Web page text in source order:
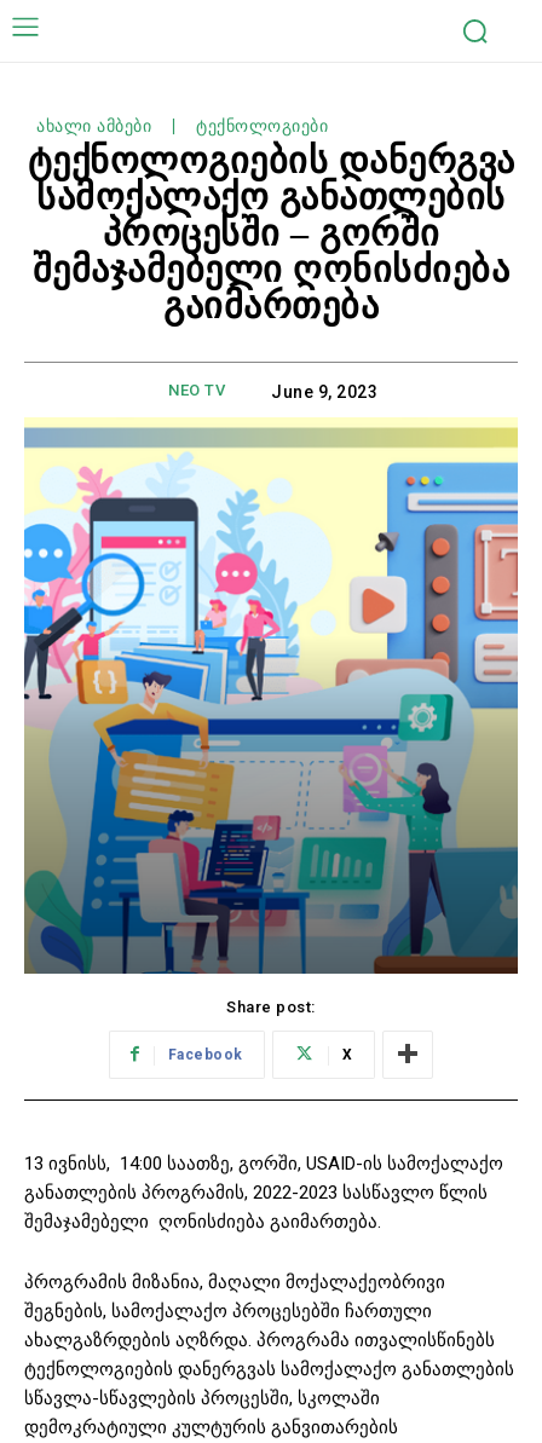
ახალი ამბები ტექნოლოგიები
ტექნოლოგიების დანერგვა
სამოქალაქო განათლების
პროცესში – გორში
შემაჯამებელი ღონისძიება
გაიმართება
NEO TV June 9, 2023
Share post:
Facebook X
13 ივნისს, 14:00 საათზე, გორში, USAID-ის სამოქალაქო
განათლების პროგრამის, 2022-2023 სასწავლო წლის
შემაჯამებელი ღონისძიება გაიმართება.
პროგრამის მიზანია, მაღალი მოქალაქეობრივი
შეგნების, სამოქალაქო პროცესებში ჩართული
ახალგაზრდების აღზრდა. პროგრამა ითვალისწინებს
ტექნოლოგიების დანერგვას სამოქალაქო განათლების
სწავლა-სწავლების პროცესში, სკოლაში
დემოკრატიული კულტურის განვითარების